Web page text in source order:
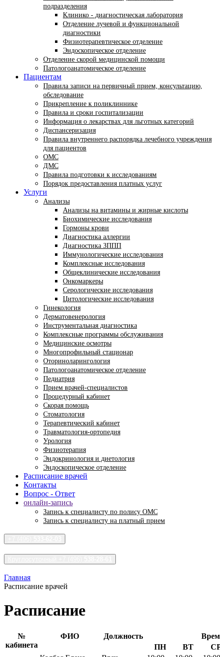
подразделения
Клинико - диагностическая лаборатория
Отделение лучевой и функциональной
диагностики
Физиотерапевтическое отделение
Эндоскопическое отделение
Отделение скорой медицинской помощи
Патологоанатомическое отделение
Пациентам
Правила записи на первичный прием, консультацию,
обследование
Прикрепление к поликлиннике
Правила и сроки госпитализации
Информация о лекарствах для льготных категорий
Диспансеризация
Правила внутреннего распорядка лечебного учреждения
для пациентов
ОМС
ДМС
Правила подготовки к исследованиям
Порядок предоставления платных услуг
Услуги
Анализы
Анализы на витамины и жирные кислоты
Биохимические исследования
Гормоны крови
Диагностика аллергии
Диагностика ЗППП
Иммунологические исследования
Комплексные исследования
Общеклинические исследования
Онкомаркеры
Серологические исследования
Цитологические исследования
Гинекология
Дерматовенерология
Инструментальная диагностика
Комплексные программы обслуживания
Медицинские осмотры
Многопрофильный стационар
Оториноларингология
Патологоанатомическое отделение
Педиатрия
Прием врачей-специалистов
Процедурный кабинет
Скорая помощь
Стоматология
Терапевтический кабинет
Травматология-ортопедия
Урология
Физиотерапия
Эндокринология и диетология
Эндоскопическое отделение
Расписание врачей
Контакты
Вопрос - Ответ
онлайн-запись
Запись к специалисту по полису ОМС
Запись к специалисту на платный прием
Главная
Расписание врачей
Расписание
№
кабинета
ФИО Должность
ПН
ВТ